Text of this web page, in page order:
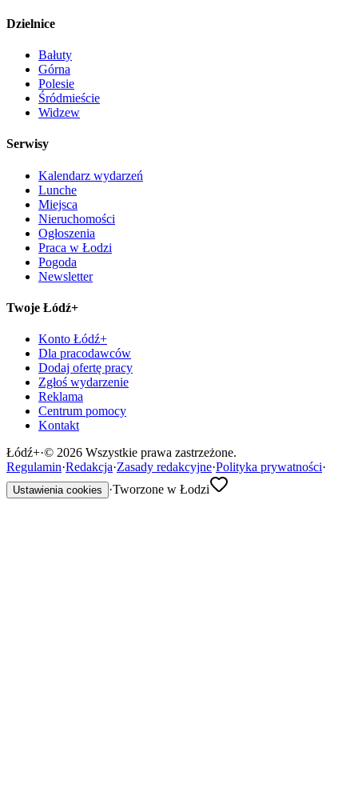
Dzielnice
Bałuty
Górna
Polesie
Śródmieście
Widzew
Serwisy
Kalendarz wydarzeń
Lunche
Miejsca
Nieruchomości
Ogłoszenia
Praca w Łodzi
Pogoda
Newsletter
Twoje Łódź+
Konto Łódź+
Dla pracodawców
Dodaj ofertę pracy
Zgłoś wydarzenie
Reklama
Centrum pomocy
Kontakt
Łódź+·© 2026 Wszystkie prawa zastrzeżone.
Regulamin·Redakcja·Zasady redakcyjne·Polityka prywatności·
Ustawienia cookies ·Tworzone w Łodzi